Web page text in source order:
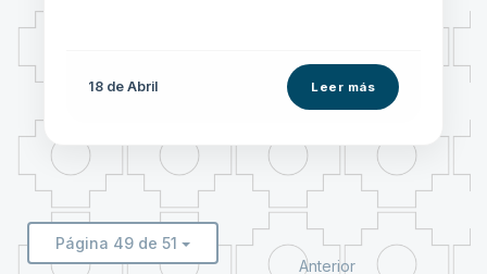
18 de Abril Leer más
Página 49 de 51
Anterior